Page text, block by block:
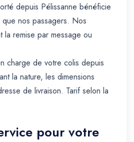
depuis Pélissanne bénéficie
nos passagers. Nos
la remise par message ou
charge de votre colis depuis
la nature, les dimensions
de livraison. Tarif selon la
pour votre